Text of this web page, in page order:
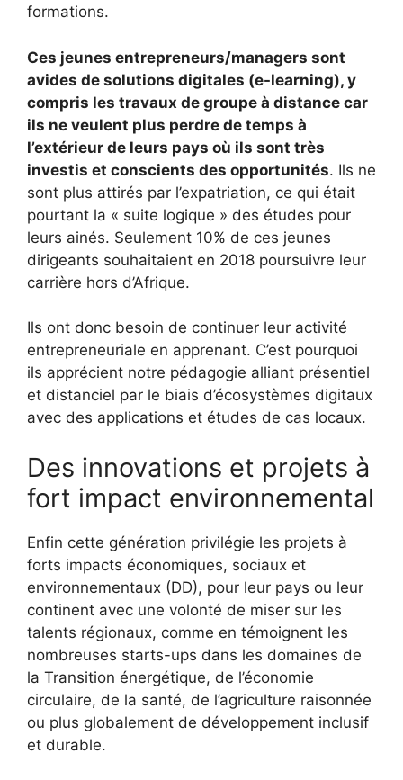
formations.
Ces jeunes entrepreneurs/managers sont
avides de solutions digitales (e-learning), y
compris les travaux de groupe à distance car
ils ne veulent plus perdre de temps à
l’extérieur de leurs pays où ils sont très
investis et conscients des opportunités. Ils ne
sont plus attirés par l’expatriation, ce qui était
pourtant la « suite logique » des études pour
leurs ainés. Seulement 10% de ces jeunes
dirigeants souhaitaient en 2018 poursuivre leur
carrière hors d’Afrique.
Ils ont donc besoin de continuer leur activité
entrepreneuriale en apprenant. C’est pourquoi
ils apprécient notre pédagogie alliant présentiel
et distanciel par le biais d’écosystèmes digitaux
avec des applications et études de cas locaux.
Des innovations et projets à
fort impact environnemental
Enfin cette génération privilégie les projets à
forts impacts économiques, sociaux et
environnementaux (DD), pour leur pays ou leur
continent avec une volonté de miser sur les
talents régionaux, comme en témoignent les
nombreuses starts-ups dans les domaines de
la Transition énergétique, de l’économie
circulaire, de la santé, de l’agriculture raisonnée
ou plus globalement de développement inclusif
et durable.